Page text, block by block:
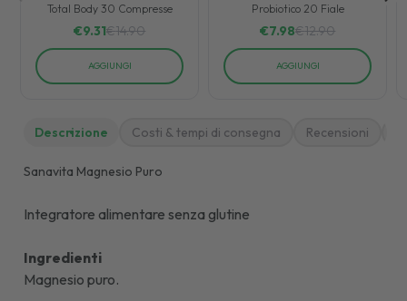
Total Body 30 Compresse
€9.31€14.90
AGGIUNGI
Probiotico 20 Fiale
€7.98€12.90
AGGIUNGI
Descrizione Costi & tempi di consegna Recensioni
Sanavita Magnesio Puro
Integratore alimentare senza glutine
Ingredienti
Magnesio puro.